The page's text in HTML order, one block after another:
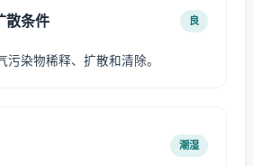
散条件 良
污染物稀释、扩散和清除。
潮湿